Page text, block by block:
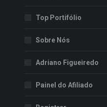
Top Portifólio
Sobre Nós
Adriano Figueiredo
Painel do Afiliado